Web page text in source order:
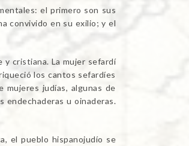
el primero son sus
convivido en su exilio; y el
y cristiana. La mujer sefardí
los cantos sefardíes
judías, algunas de
endechaderas u oinaderas.
el pueblo hispanojudío se